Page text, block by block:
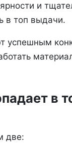
и
в топ выдачи.
успешным
в
две: